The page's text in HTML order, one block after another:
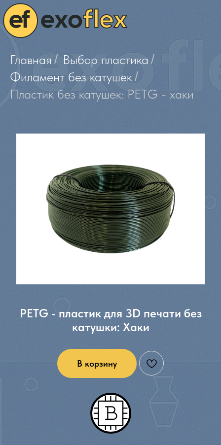
Главная / Выбор пластика /
Филамент без катушек /
Пластик без катушек: PETG - хаки
PETG - пластик для 3D печати без
катушки: Хаки
В корзину